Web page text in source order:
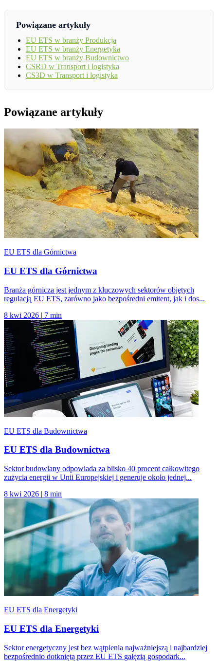
Powiązane artykuły
EU ETS w branży Produkcja
EU ETS w branży Energetyka
EU ETS w branży Budownictwo
CSRD w Transport i logistyka
CS3D w Transport i logistyka
Powiązane artykuły
EU ETS dla Górnictwa
EU ETS dla Górnictwa
Branża górnicza jest jednym z kluczowych sektorów objętych
regulacją EU ETS, zarówno jako bezpośredni emitent, jak i dos...
8 kwi 2026 | 7 min
EU ETS dla Budownictwa
EU ETS dla Budownictwa
Sektor budowlany odpowiada za blisko 40 procent całkowitego
zużycia energii w Unii Europejskiej i generuje około jednej...
8 kwi 2026 | 8 min
EU ETS dla Energetyki
EU ETS dla Energetyki
Sektor energetyczny jest bez wątpienia najważniejszą i najbardziej
bezpośrednio dotkniętą przez EU ETS gałęzią gospodark...